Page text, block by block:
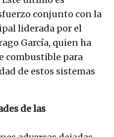
conjunto con la
liderada por el
García, quien ha
combustible para
de estos sistemas
de las